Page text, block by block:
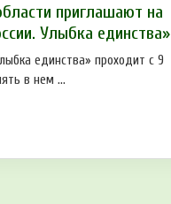
приглашают на
Улыбка единства»
единства» проходит с 9
в нем ...